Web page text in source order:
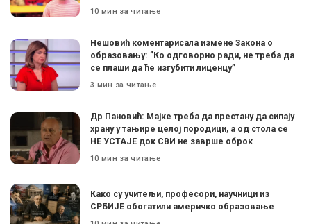
10 мин за читање
Нешовић коментарисала измене Закона о
образовању: ”Ко одговорно ради, не треба да
се плаши да ће изгубити лиценцу”
3 мин за читање
Др Пановић: Мајке треба да престану да сипају
храну у тањире целој породици, а од стола се
НЕ УСТАЈЕ док СВИ не заврше оброк
10 мин за читање
Како су учитељи, професори, научници из
СРБИЈЕ обогатили америчко образовање